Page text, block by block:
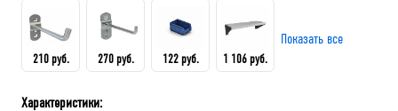
210 руб. 270 руб. 122 руб. 1 106 руб.
Показать все
Характеристики: